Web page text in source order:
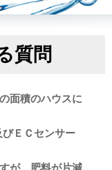
質問
面積のハウスに
ＥＣセンサー
が、肥料が片減